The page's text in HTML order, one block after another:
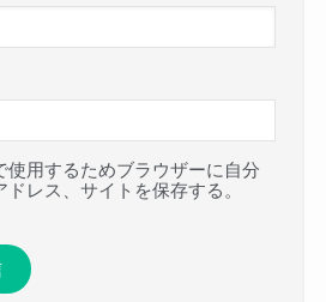
使用するためブラウザーに自分
レス、サイトを保存する。